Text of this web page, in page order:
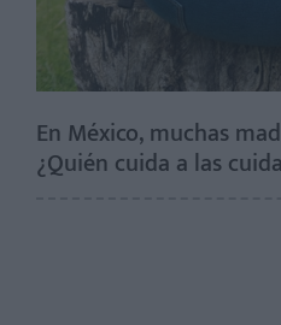
En México, muchas
¿Quién cuida a las